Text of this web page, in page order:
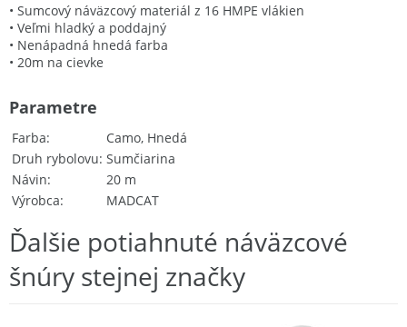
• Sumcový náväzcový materiál z 16 HMPE vlákien
• Veľmi hladký a poddajný
• Nenápadná hnedá farba
• 20m na cievke
Farba
Camo, Hnedá
Druh rybolovu Sumčiarina
Návin
20 m
Výrobca
MADCAT
Parametre
Ďalšie potiahnuté náväzcové
šnúry stejnej značky